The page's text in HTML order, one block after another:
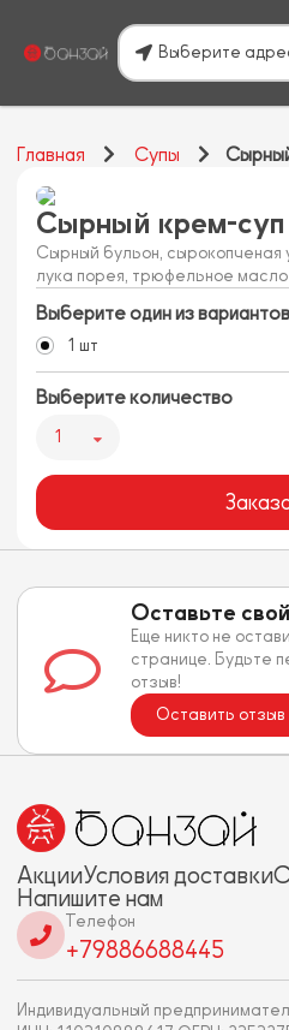
Выберите
Главная Супы
Сырный крем-суп
Сырный бульон, сырокопченая
лука порея, трюфельное масло
Выберите один из вариантов
1 шт
Выберите количество
1
Оставьте
Еще никто не
странице. Будьте
отзыв!
Оставить отзыв
АкцииУсловия доставки
Напишите нам
Телефон
+79886688445
Индивидуальный